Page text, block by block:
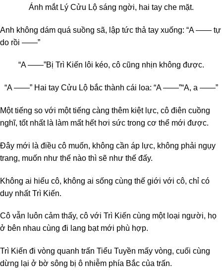
Ánh mắt Lý Cửu Lộ sáng ngời, hai tay che mặt.
Anh không dám quá suồng sã, lập tức thả tay xuống: “A —— tự
do rồi ——”
“A ——”Bị Trì Kiến lôi kéo, cô cũng nhịn không được.
“A ——” Hai tay Cửu Lộ bắc thành cái loa: “A ——”“A, a ——”
Một tiếng so với một tiếng càng thêm kiệt lực, cô điên cuồng
nghĩ, tốt nhất là làm mất hết hơi sức trong cơ thể mới được.
Đây mới là điều cô muốn, không cần áp lực, không phải ngụy
trang, muốn như thế nào thì sẽ như thế đấy.
Không ai hiểu cô, không ai sống cùng thế giới với cô, chỉ có
duy nhất Trì Kiến.
Cô vẫn luôn cảm thấy, cô với Trì Kiến cùng một loại người, họ
ở bên nhau cùng đi lang bạt mới phù hợp.
Trì Kiến đi vòng quanh trấn Tiểu Tuyền mấy vòng, cuối cùng
dừng lại ở bờ sông bị ô nhiễm phía Bắc của trấn.